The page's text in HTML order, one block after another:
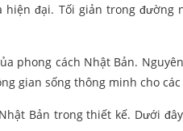
đại. Tối giản trong đường
phong cách Nhật Bản.
gian sống thông minh cho
Bản trong thiết kế. Dưới